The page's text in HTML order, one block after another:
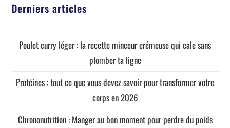
Derniers articles
Poulet curry léger : la recette minceur crémeuse qui cale sans
plomber ta ligne
Protéines : tout ce que vous devez savoir pour transformer votre
corps en 2026
Chrononutrition : Manger au bon moment pour perdre du poids